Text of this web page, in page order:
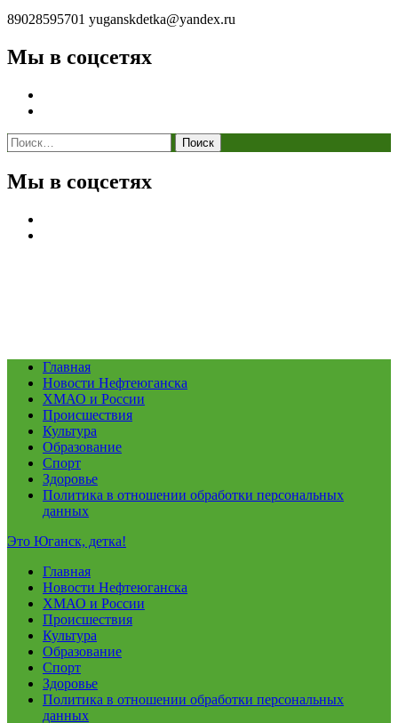
89028595701 yuganskdetka@yandex.ru
Мы в соцсетях
Найти:
Мы в соцсетях
Главная
Новости Нефтеюганска
ХМАО и России
Происшествия
Культура
Образование
Спорт
Здоровье
Политика в отношении обработки персональных
данных
Это Юганск, детка!
Главная
Новости Нефтеюганска
ХМАО и России
Происшествия
Культура
Образование
Спорт
Здоровье
Политика в отношении обработки персональных
данных